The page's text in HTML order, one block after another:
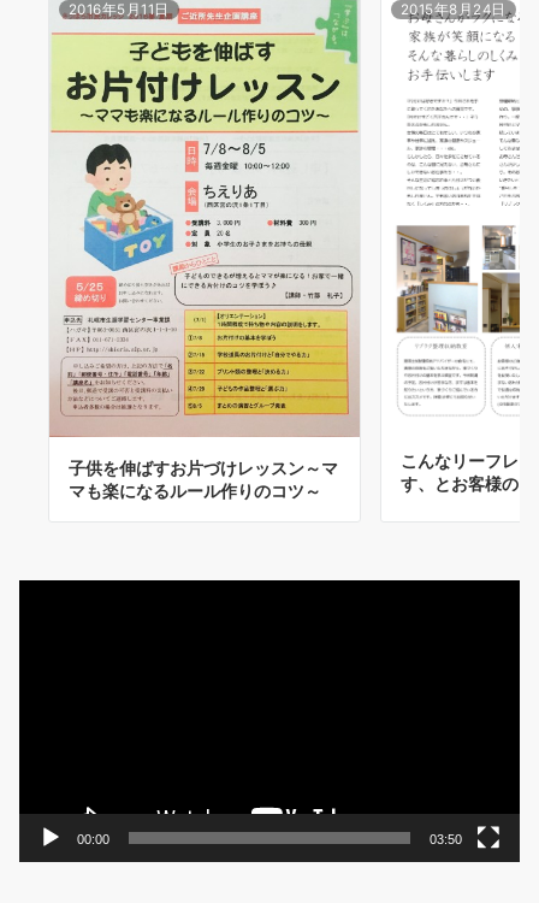
2016年5月11日
子供を伸ばすお片づけレッスン～マ
マも楽になるルール作りのコツ～
2015年8月24日
こんなリーフレ
す、とお客様の
00:00 03:50